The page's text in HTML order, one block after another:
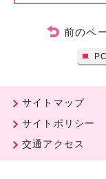
前のペ
サイトマップ
サイトポリシー
交通アクセス